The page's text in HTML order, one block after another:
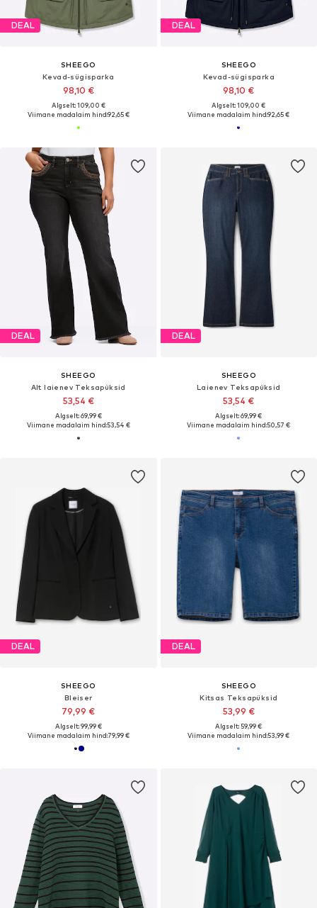
DEAL
SHEEGO
Kevad-sügisparka
98,10 €
Algselt: 109,00 €
Viimane madalaim hind:92,65 €
DEAL
SHEEGO
Kevad-sügisparka
98,10 €
Algselt: 109,00 €
Viimane madalaim hind:92,65 €
DEAL
SHEEGO
Alt laienev Teksapüksid
53,54 €
Algselt: 69,99 €
Viimane madalaim hind:53,54 €
DEAL
SHEEGO
Laienev Teksapüksid
53,54 €
Algselt: 69,99 €
Viimane madalaim hind:50,57 €
DEAL
SHEEGO
Bleiser
79,99 €
Algselt: 99,99 €
Viimane madalaim hind:79,99 €
DEAL
SHEEGO
Kitsas Teksapüksid
53,99 €
Algselt: 59,99 €
Viimane madalaim hind:53,99 €